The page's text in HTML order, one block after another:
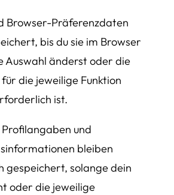
Browser-Präferenzdaten
bis du sie im Browser
Auswahl änderst oder die
die jeweilige Funktion
ist.
und
bleiben
gespeichert, solange dein
oder die jeweilige